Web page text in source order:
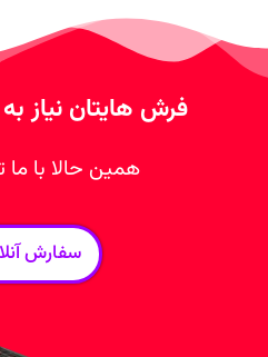
فرش هایتان نیاز
همین حالا با
سفارش